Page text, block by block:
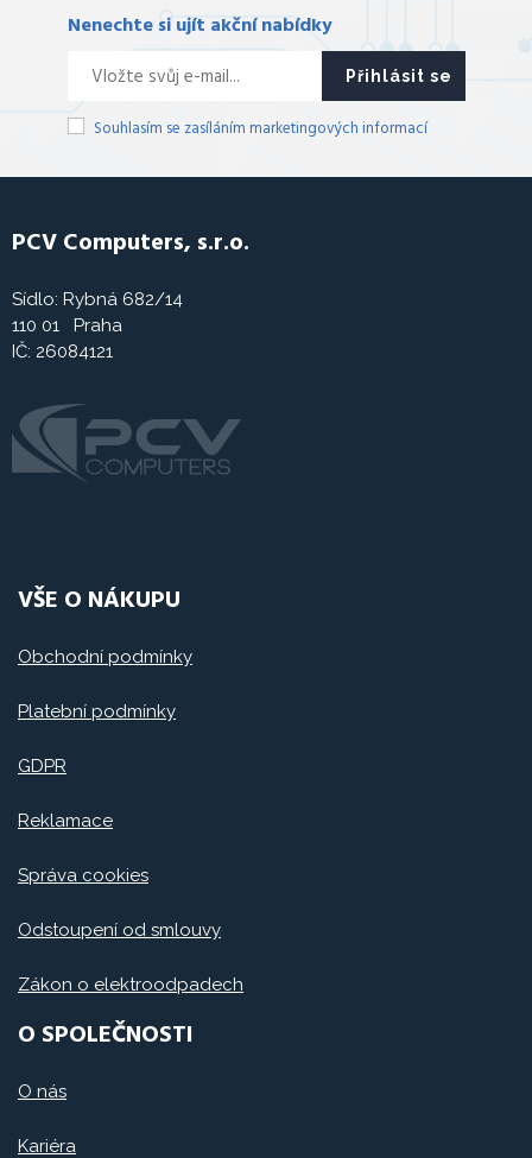
Nenechte si ujít akční nabídky
Přihlásit se
Souhlasím se zasíláním marketingových informací
PCV Computers, s.r.o.
Sídlo: Rybná 682/14
110 01 Praha
IČ: 26084121
VŠE O NÁKUPU
Obchodní podmínky
Platební podmínky
GDPR
Reklamace
Správa cookies
Odstoupení od smlouvy
Zákon o elektroodpadech
O SPOLEČNOSTI
O nás
Kariéra